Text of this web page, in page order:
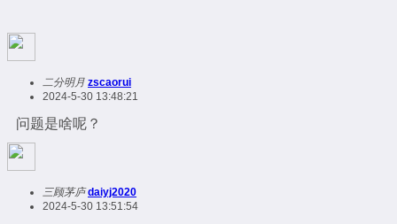
二分明月 zscaorui
2024-5-30 13:48:21
问题是啥呢？
三顾茅庐 daiyj2020
2024-5-30 13:51:54